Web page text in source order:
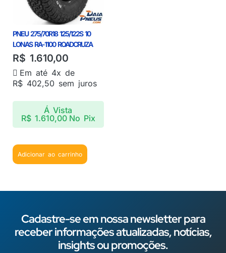
PNEU 275/70R18 125/122S 10
LONAS RA-1100 ROADCRUZA
R$ 1.610,00
Em até 4x de
R$ 402,50 sem juros
Á Vista
R$1.610,00 No Pix
Adicionar ao carrinho
Cadastre-se em nossa newsletter para
receber informações atualizadas, notícias,
insights ou promoções.